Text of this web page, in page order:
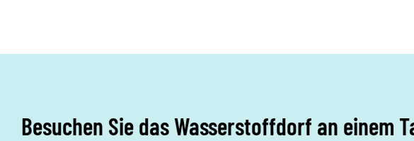
Besuchen Sie das Wasserstoffdorf an einem